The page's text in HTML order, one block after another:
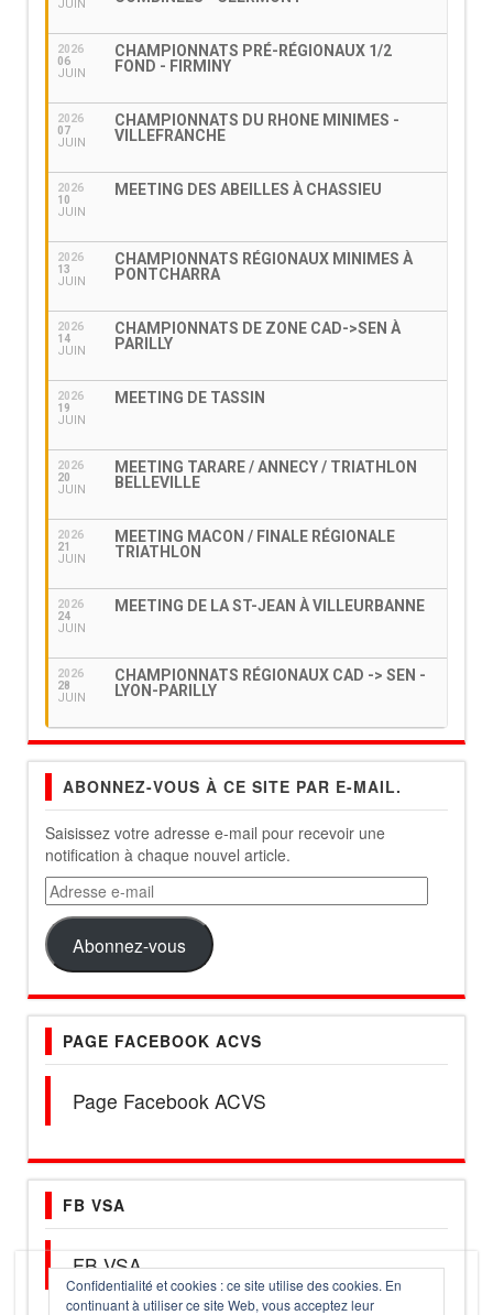
Confidentialité et cookies : ce site utilise des cookies. En
continuant à utiliser ce site Web, vous acceptez leur
JUIN
2026
06
JUIN
CHAMPIONNATS PRÉ-RÉGIONAUX 1/2
FOND - FIRMINY
2026
07
JUIN
CHAMPIONNATS DU RHONE MINIMES -
VILLEFRANCHE
2026
10
JUIN
MEETING DES ABEILLES À CHASSIEU
2026
13
JUIN
CHAMPIONNATS RÉGIONAUX MINIMES À
PONTCHARRA
2026
14
JUIN
CHAMPIONNATS DE ZONE CAD->SEN À
PARILLY
2026
19
JUIN
MEETING DE TASSIN
2026
20
JUIN
MEETING TARARE / ANNECY / TRIATHLON
BELLEVILLE
2026
21
JUIN
MEETING MACON / FINALE RÉGIONALE
TRIATHLON
2026
24
JUIN
MEETING DE LA ST-JEAN À VILLEURBANNE
2026
28
JUIN
CHAMPIONNATS RÉGIONAUX CAD -> SEN -
LYON-PARILLY
ABONNEZ-VOUS À CE SITE PAR E-MAIL.
Saisissez votre adresse e-mail pour recevoir une
notification à chaque nouvel article.
Adresse
e-
mail
Abonnez-vous
PAGE FACEBOOK ACVS
Page Facebook ACVS
FB VSA
FB VSA